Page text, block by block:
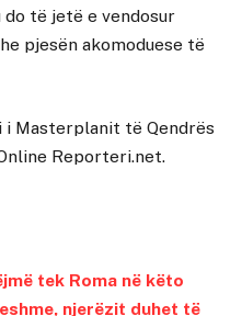
të jetë e vendosur
pjesën akomoduese të
Masterplanit të Qendrës
Reporteri.net.
tek Roma në këto
njerëzit duhet të